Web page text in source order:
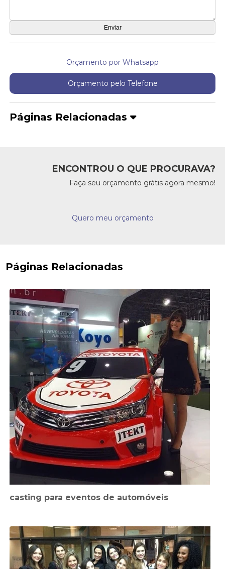
Orçamento por Whatsapp
Orçamento pelo Telefone
Páginas Relacionadas
ENCONTROU O QUE PROCURAVA?
Faça seu orçamento grátis agora mesmo!
Quero meu orçamento
Páginas Relacionadas
casting para eventos de automóveis